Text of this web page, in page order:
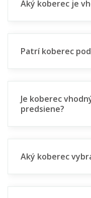
Aký koberec je
Patrí koberec
Je koberec
predsiene?
Aký koberec